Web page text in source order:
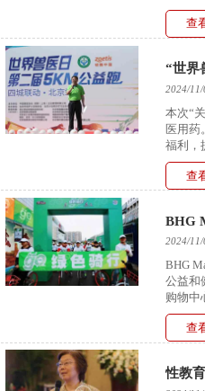
查
“世界
2024/11/
本次“
医用药
福利，
查
BHG
2024/11/
BHG
公益和
购物中
重要角
查
性教